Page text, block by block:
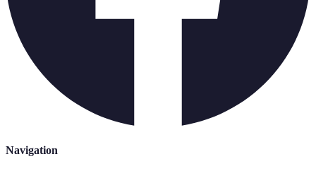
Navigation